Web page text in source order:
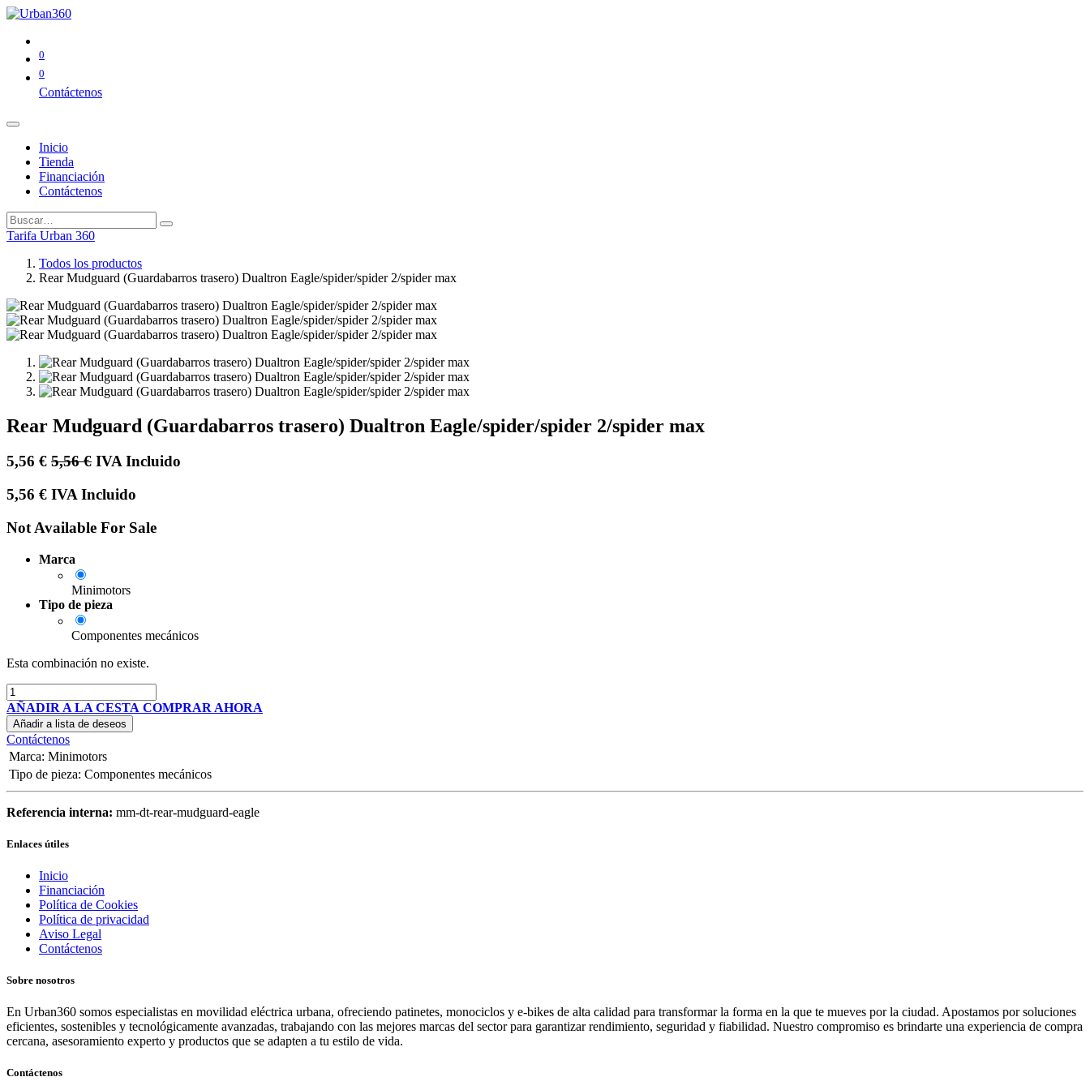
0
0
Contáctenos
Inicio
Tienda
Financiación
Contáctenos
Tarifa Urban 360
Todos los productos
Rear Mudguard (Guardabarros trasero) Dualtron Eagle/spider/spider 2/spider max
Rear Mudguard (Guardabarros trasero) Dualtron Eagle/spider/spider 2/spider max
5,56 € 5,56€ IVA Incluido
5,56 € IVA Incluido
Not Available For Sale
Marca
Minimotors
Tipo de pieza
Componentes mecánicos
Esta combinación no existe.
AÑADIR A LA CESTA COMPRAR AHORA
Añadir a lista de deseos
Contáctenos
Marca: Minimotors
Tipo de pieza: Componentes mecánicos
Referencia interna: mm-dt-rear-mudguard-eagle
Enlaces útiles
Inicio
Financiación
Política de Cookies
Política de privacidad
Aviso Legal
Contáctenos
Sobre nosotros
En Urban360 somos especialistas en movilidad eléctrica urbana, ofreciendo patinetes, monociclos y e-bikes de alta calidad para transformar la forma en la que te mueves por la ciudad. Apostamos por soluciones
eficientes, sostenibles y tecnológicamente avanzadas, trabajando con las mejores marcas del sector para garantizar rendimiento, seguridad y fiabilidad. Nuestro compromiso es brindarte una experiencia de compra
cercana, asesoramiento experto y productos que se adapten a tu estilo de vida.
Contáctenos